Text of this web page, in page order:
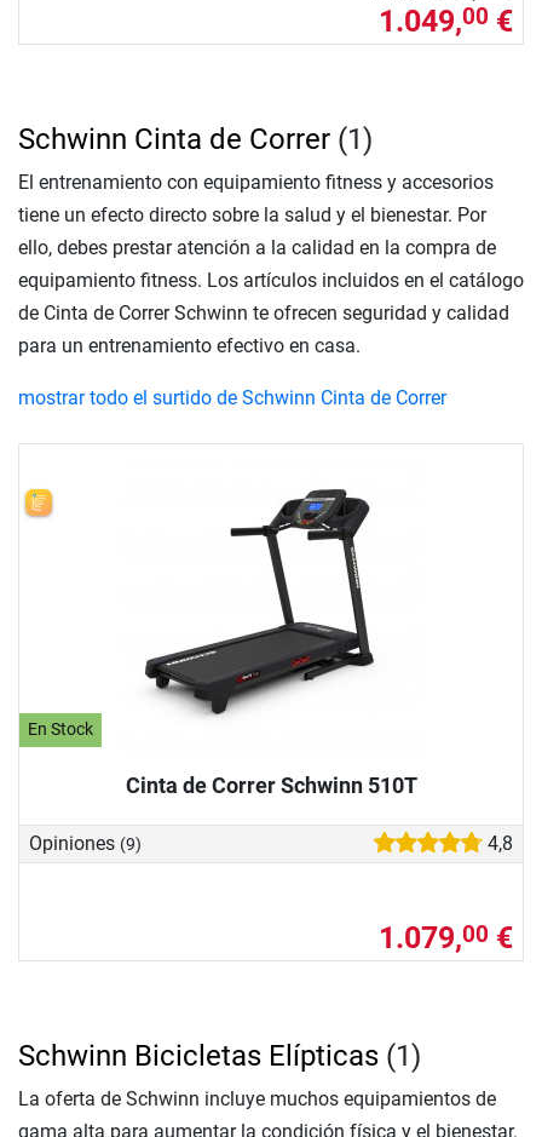
1.049,00 €
En Stock
Cinta de Correr Schwinn 510T
Opiniones (9) 4,8
1.079,00 €
Schwinn Cinta de Correr (1)
El entrenamiento con equipamiento fitness y accesorios
tiene un efecto directo sobre la salud y el bienestar. Por
ello, debes prestar atención a la calidad en la compra de
equipamiento fitness. Los artículos incluidos en el catálogo
de Cinta de Correr Schwinn te ofrecen seguridad y calidad
para un entrenamiento efectivo en casa.
mostrar todo el surtido de Schwinn Cinta de Correr
Schwinn Bicicletas Elípticas (1)
La oferta de Schwinn incluye muchos equipamientos de
gama alta para aumentar la condición física y el bienestar.